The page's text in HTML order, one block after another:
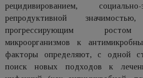
рецидивированием,
репродуктивной
прогрессирующим ростом
микроорганизмов к
факторы определяют, с одной
поиск новых подходов к